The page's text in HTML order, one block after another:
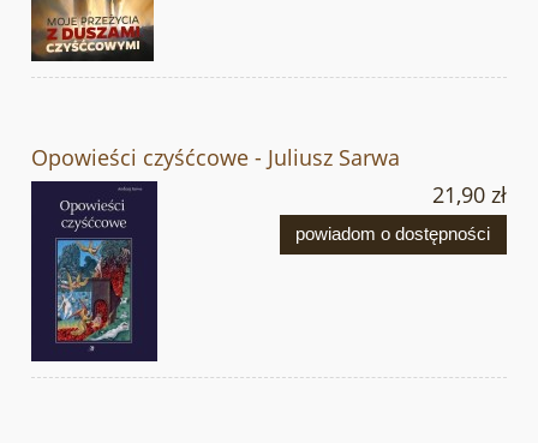
Opowieści czyśćcowe - Juliusz Sarwa
21,90 zł
powiadom o dostępności